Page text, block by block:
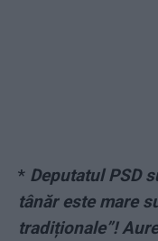
* Deputatul PSD
tânăr este mare
tradiționale”!